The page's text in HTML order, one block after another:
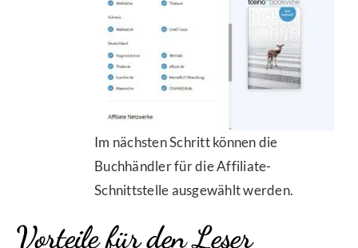
Im nächsten Schritt können die
Buchhändler für die Affiliate-
Schnittstelle ausgewählt werden.
Vorteile für den Leser